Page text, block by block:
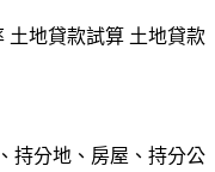
土地貸款試算 土地貸款
持分地、房屋、持分公